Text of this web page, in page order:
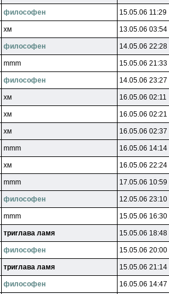
филocoфeн 15.05.06 11:29
xм 13.05.06 03:54
филocoфeн 14.05.06 22:28
mmm 15.05.06 21:33
филocoфeн 14.05.06 23:27
xм 16.05.06 02:11
xм 16.05.06 02:21
xм 16.05.06 02:37
mmm 16.05.06 14:14
xм 16.05.06 22:24
mmm 17.05.06 10:59
филocoфeн 12.05.06 23:10
mmm 15.05.06 16:30
тpиrлaвa лaмя 15.05.06 18:48
филocoфeн 15.05.06 20:00
тpиrлaвa лaмя 15.05.06 21:14
филocoфeн 16.05.06 14:47